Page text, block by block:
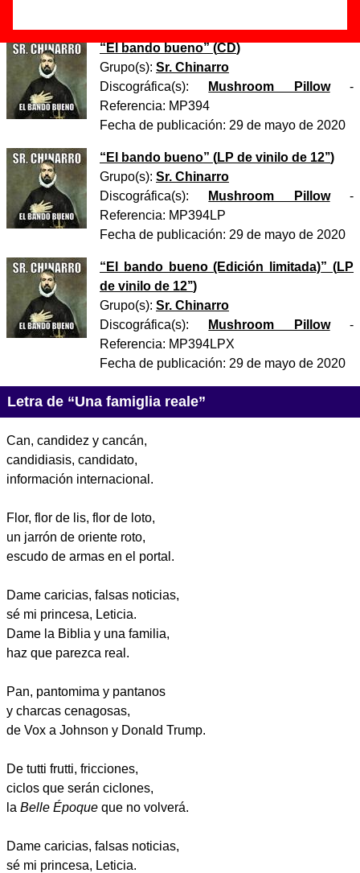
“ El bando bueno” (CD)
Grupo(s): Sr. Chinarro
Discográfica(s):
Mushroom Pillow-
Referencia: MP394
Fecha de publicación: 29 de mayo de 2020
“ El bando bueno” (LP de vinilo de 12’’)
Grupo(s): Sr. Chinarro
Discográfica(s):
Mushroom Pillow-
Referencia: MP394LP
Fecha de publicación: 29 de mayo de 2020
“ El bando bueno (Edición limitada)” (LP
de vinilo de 12’’)
Grupo(s): Sr. Chinarro
Discográfica(s):
Mushroom Pillow-
Referencia: MP394LPX
Fecha de publicación: 29 de mayo de 2020
Letra de “Una famiglia reale”
Can, candidez y cancán,
candidiasis, candidato,
información internacional.
Flor, flor de lis, flor de loto,
un jarrón de oriente roto,
escudo de armas en el portal.
Dame caricias, falsas noticias,
sé mi princesa, Leticia.
Dame la Biblia y una familia,
haz que parezca real.
Pan, pantomima y pantanos
y charcas cenagosas,
de Vox a Johnson y Donald Trump.
De tutti frutti, fricciones,
ciclos que serán ciclones,
la Belle Époque que no volverá.
Dame caricias, falsas noticias,
sé mi princesa, Leticia.